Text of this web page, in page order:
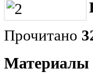
Прочитано
Материалы